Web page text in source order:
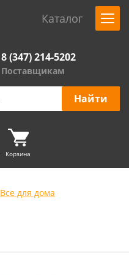
Каталог
8 (347) 214-5202
Поставщикам
Корзина
Все для дома